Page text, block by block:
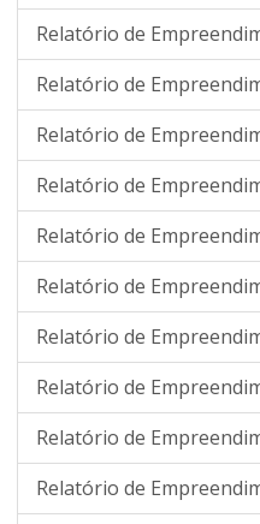
Relatório de
Relatório de
Relatório de
Relatório de
Relatório de
Relatório de
Relatório de
Relatório de
Relatório de
Relatório de